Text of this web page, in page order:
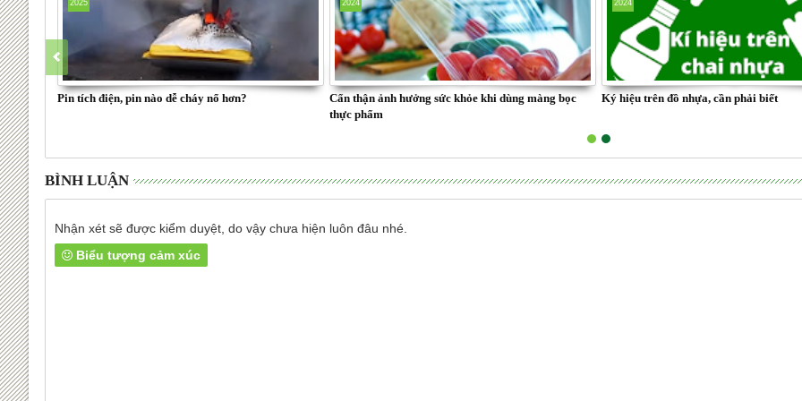
Pin tích điện, pin nào dễ cháy nổ hơn?
2025
Cẩn thận ảnh hưởng sức khỏe khi dùng màng bọc
thực phẩm
2024
Ký hiệu trên đồ nhựa, cần phải biết
2024
BÌNH LUẬN
Nhận xét sẽ được kiểm duyệt, do vậy chưa hiện luôn đâu nhé.
Biểu tượng cảm xúc